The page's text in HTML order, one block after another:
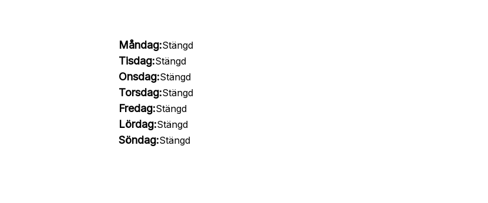
Måndag:Stängd
Tisdag:Stängd
Onsdag:Stängd
Torsdag:Stängd
Fredag:Stängd
Lördag:Stängd
Söndag:Stängd